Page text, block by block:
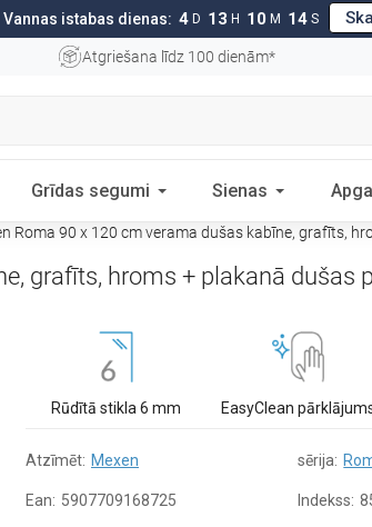
Vannas istabas dienas: 4 D 13 H 10 M 13 S
Atgriešana līdz 100 dienām*
Grīdas segumi Sienas
Roma 90 x 120 cm verama dušas kabīne, grafīts,
grafīts, hroms + plakanā dušas
Rūdītā stikla 6 mm EasyClean
Atzīmēt: Mexen sērija:
Ean: 5907709168725 Indekss: